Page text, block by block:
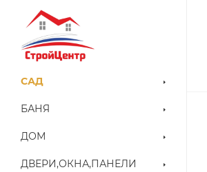
САД
БАНЯ
ДОМ
ДВЕРИ,ОКНА,ПАНЕЛИ